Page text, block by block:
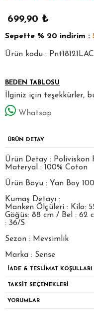
699,90 ₺
Sepette % 20 indirim :
Ürün kodu : Pnt18121LAC
BEDEN TABLOSU
İlginiz için teşekkürler,
Whatsap
ÜRÜN DETAY
Ürün Detay : Poliviskon
Materyal : 100% Coton
Ürün Boyu : Yan Boy
Kumaş Detayı :
Manken Ölçüleri : Kilo:
Göğüs: 88 cm / Bel : 62
: 36/S
Sezon : Mevsimlik
Marka : Sense
İADE & TESLİMAT KOŞULLARI
TAKSİT SEÇENEKLERİ
YORUMLAR